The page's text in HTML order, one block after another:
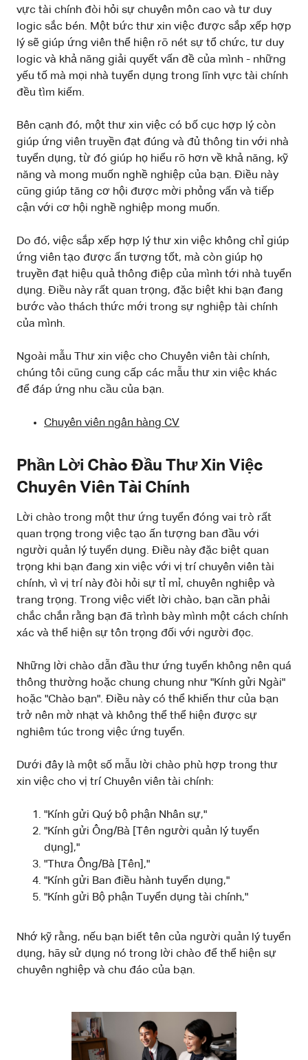
vực tài chính đòi hỏi sự chuyên môn cao và tư duy
logic sắc bén. Một bức thư xin việc được sắp xếp hợp
lý sẽ giúp ứng viên thể hiện rõ nét sự tổ chức, tư duy
logic và khả năng giải quyết vấn đề của mình - những
yếu tố mà mọi nhà tuyển dụng trong lĩnh vực tài chính
đều tìm kiếm.
Bên cạnh đó, một thư xin việc có bố cục hợp lý còn
giúp ứng viên truyền đạt đúng và đủ thông tin với nhà
tuyển dụng, từ đó giúp họ hiểu rõ hơn về khả năng, kỹ
năng và mong muốn nghề nghiệp của bạn. Điều này
cũng giúp tăng cơ hội được mời phỏng vấn và tiếp
cận với cơ hội nghề nghiệp mong muốn.
Do đó, việc sắp xếp hợp lý thư xin việc không chỉ giúp
ứng viên tạo được ấn tượng tốt, mà còn giúp họ
truyền đạt hiệu quả thông điệp của mình tới nhà tuyển
dụng. Điều này rất quan trọng, đặc biệt khi bạn đang
bước vào thách thức mới trong sự nghiệp tài chính
của mình.
Ngoài mẫu Thư xin việc cho Chuyên viên tài chính,
chúng tôi cũng cung cấp các mẫu thư xin việc khác
để đáp ứng nhu cầu của bạn.
Chuyên viên ngân hàng CV
Phần Lời Chào Đầu Thư Xin Việc
Chuyên Viên Tài Chính
Lời chào trong một thư ứng tuyển đóng vai trò rất
quan trọng trong việc tạo ấn tượng ban đầu với
người quản lý tuyển dụng. Điều này đặc biệt quan
trọng khi bạn đang xin việc với vị trí chuyên viên tài
chính, vì vị trí này đòi hỏi sự tỉ mỉ, chuyên nghiệp và
trang trọng. Trong việc viết lời chào, bạn cần phải
chắc chắn rằng bạn đã trình bày mình một cách chính
xác và thể hiện sự tôn trọng đối với người đọc.
Những lời chào dẫn đầu thư ứng tuyển không nên quá
thông thường hoặc chung chung như "Kính gửi Ngài"
hoặc "Chào bạn". Điều này có thể khiến thư của bạn
trở nên mờ nhạt và không thể thể hiện được sự
nghiêm túc trong việc ứng tuyển.
Dưới đây là một số mẫu lời chào phù hợp trong thư
xin việc cho vị trí Chuyên viên tài chính:
"Kính gửi Quý bộ phận Nhân sự,"
"Kính gửi Ông/Bà [Tên người quản lý tuyển
dụng],"
"Thưa Ông/Bà [Tên],"
"Kính gửi Ban điều hành tuyển dụng,"
"Kính gửi Bộ phận Tuyển dụng tài chính,"
Nhớ kỹ rằng, nếu bạn biết tên của người quản lý tuyển
dụng, hãy sử dụng nó trong lời chào để thể hiện sự
chuyên nghiệp và chu đáo của bạn.